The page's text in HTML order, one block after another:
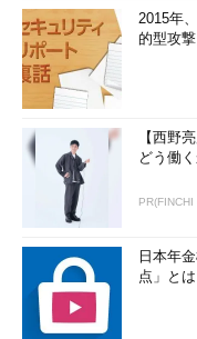
2015年
的型攻
【西野
どう働く
日本年
点」とは